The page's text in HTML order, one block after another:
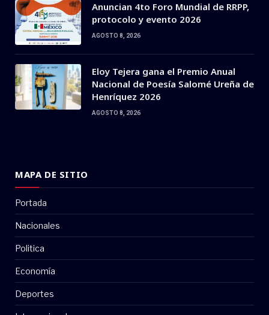
Anuncian 4to Foro Mundial de RRPP,
protocolo y evento 2026
AGOSTO 8, 2026
Eloy Tejera gana el Premio Anual
Nacional de Poesía Salomé Ureña de
Henríquez 2026
AGOSTO 8, 2026
MAPA DE SITIO
Portada
Nacionales
Politica
Economía
Deportes